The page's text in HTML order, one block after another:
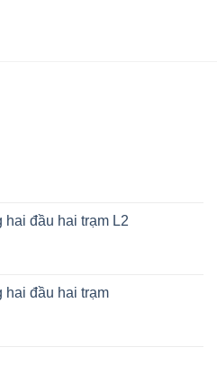
hai đầu hai trạm L2
hai đầu hai trạm